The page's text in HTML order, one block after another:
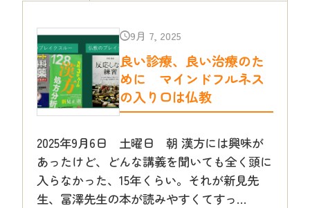
9月 7, 2025
良い診療、良い治療のた
めに マインドフルネス
の入り口は仏教
2025年9月6日 土曜日 朝 漢方には興味が
あったけど、どんな講義を聞いても全く頭に
入らなかった、15年くらい。それが新見先
生、冨澤先生の本が読みやすくてすっ…